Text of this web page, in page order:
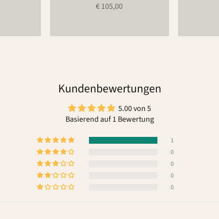
€ 105,00
Kundenbewertungen
5.00 von 5
Basierend auf 1 Bewertung
1
0
0
0
0